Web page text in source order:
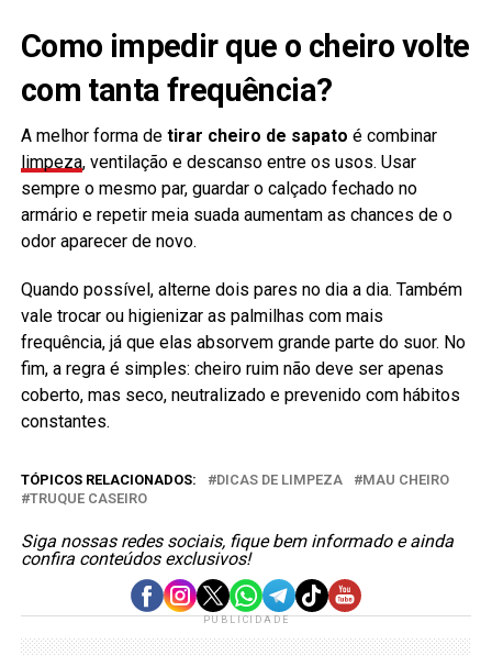
Como impedir que o cheiro volte
com tanta frequência?
A melhor forma de tirar cheiro de sapato é combinar
limpeza, ventilação e descanso entre os usos. Usar
sempre o mesmo par, guardar o calçado fechado no
armário e repetir meia suada aumentam as chances de o
odor aparecer de novo.
Quando possível, alterne dois pares no dia a dia. Também
vale trocar ou higienizar as palmilhas com mais
frequência, já que elas absorvem grande parte do suor. No
fim, a regra é simples: cheiro ruim não deve ser apenas
coberto, mas seco, neutralizado e prevenido com hábitos
constantes.
TÓPICOS RELACIONADOS: DICAS DE LIMPEZA
MAU CHEIRO
TRUQUE CASEIRO
Siga nossas redes sociais, fique bem informado e ainda
confira conteúdos exclusivos!
PUBLICIDADE